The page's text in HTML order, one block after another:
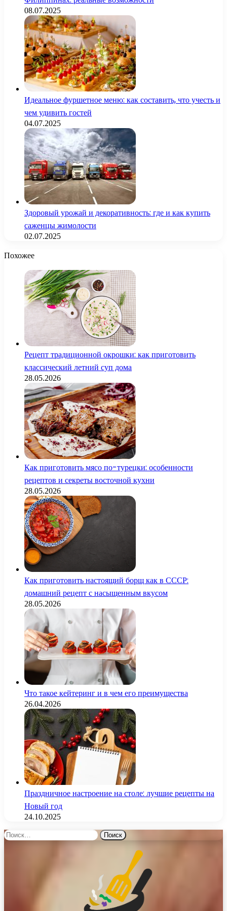
08.07.2025
Идеальное фуршетное меню: как составить, что учесть и
чем удивить гостей
04.07.2025
Здоровый урожай и декоративность: где и как купить
саженцы жимолости
02.07.2025
Похожее
Рецепт традиционной окрошки: как приготовить
классический летний суп дома
28.05.2026
Как приготовить мясо по-турецки: особенности
рецептов и секреты восточной кухни
28.05.2026
Как приготовить настоящий борщ как в СССР:
домашний рецепт с насыщенным вкусом
28.05.2026
Что такое кейтеринг и в чем его преимущества
26.04.2026
Праздничное настроение на столе: лучшие рецепты на
Новый год
24.10.2025
Найти: